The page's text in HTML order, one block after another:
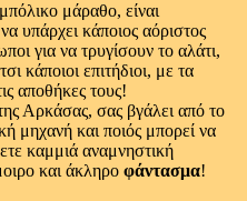
μάραθο, είναι
υπάρχει κάποιος αόριστος
για να τρυγίσουν το αλάτι,
κάποιοι επιτήδιοι, με τα
αποθήκες τους!
Αρκάσας, σας βγάλει από το
μηχανή και ποιός μπορεί να
καμμιά αναμνηστική
και άκληρο φάντασμα!